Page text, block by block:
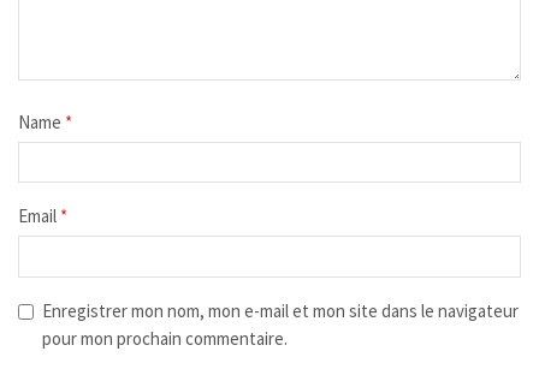
Name *
Email *
Enregistrer mon nom, mon e-mail et mon site dans le navigateur
pour mon prochain commentaire.